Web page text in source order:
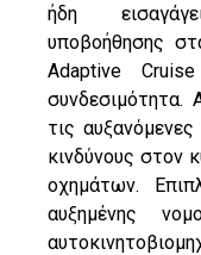
ήδη
υποβοήθησης
Adaptive
συνδεσιμότητα.
τις
κινδύνους στον
οχημάτων.
αυξημένης